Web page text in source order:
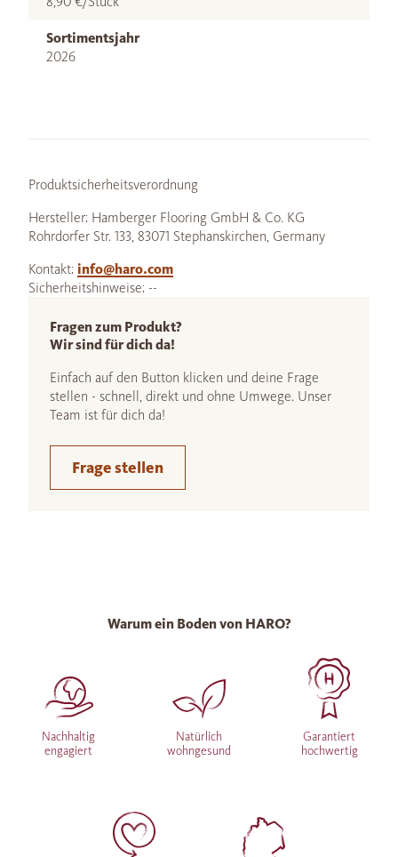
Sortimentsjahr
2026
Produktsicherheitsverordnung
Hersteller: Hamberger Flooring GmbH & Co. KG
Rohrdorfer Str. 133, 83071 Stephanskirchen, Germany
Kontakt: info@haro.com
Sicherheitshinweise: --
Fragen zum Produkt?
Wir sind für dich da!
Einfach auf den Button klicken und deine Frage
stellen - schnell, direkt und ohne Umwege. Unser
Team ist für dich da!
Frage stellen
Warum ein Boden von HARO?
Nachhaltig
engagiert
Natürlich
wohngesund
Garantiert
hochwertig